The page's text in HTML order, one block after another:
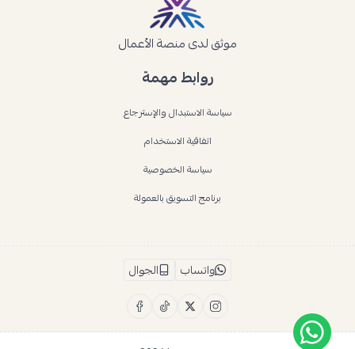
روابط مهمة
سياسة الاستبدال والإسترجاع
اتفاقية الاستخدام
سياسة الخصوصية
برنامج التسويق بالعمولة
موثق لدى منصة الأعمال
واتساب الجوال